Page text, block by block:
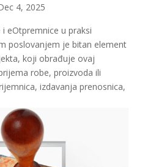
4, 2025
eOtpremnice u praksi
poslovanjem je bitan element
koji obrađuje ovaj
robe, proizvoda ili
izdavanja prenosnica,